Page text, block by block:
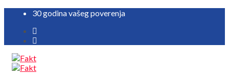
30 godina vašeg poverenja